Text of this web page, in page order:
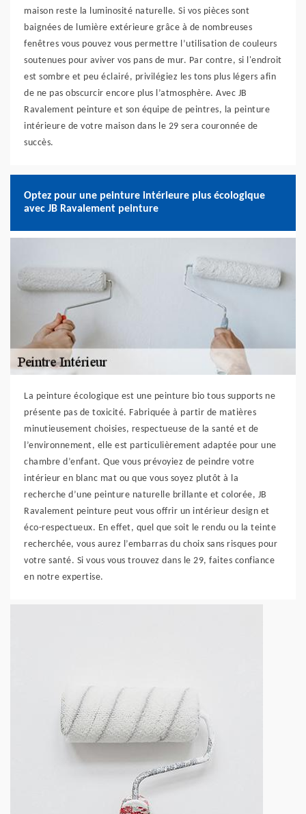
maison reste la luminosité naturelle. Si vos pièces sont
baignées de lumière extérieure grâce à de nombreuses
fenêtres vous pouvez vous permettre l’utilisation de couleurs
soutenues pour aviver vos pans de mur. Par contre, si l'endroit
est sombre et peu éclairé, privilégiez les tons plus légers afin
de ne pas obscurcir encore plus l’atmosphère. Avec JB
Ravalement peinture et son équipe de peintres, la peinture
intérieure de votre maison dans le 29 sera couronnée de
succès.
Optez pour une peinture intérieure plus écologique
avec JB Ravalement peinture
La peinture écologique est une peinture bio tous supports ne
présente pas de toxicité. Fabriquée à partir de matières
minutieusement choisies, respectueuse de la santé et de
l’environnement, elle est particulièrement adaptée pour une
chambre d’enfant. Que vous prévoyiez de peindre votre
intérieur en blanc mat ou que vous soyez plutôt à la
recherche d’une peinture naturelle brillante et colorée, JB
Ravalement peinture peut vous offrir un intérieur design et
éco-respectueux. En effet, quel que soit le rendu ou la teinte
recherchée, vous aurez l’embarras du choix sans risques pour
votre santé. Si vous vous trouvez dans le 29, faites confiance
en notre expertise.